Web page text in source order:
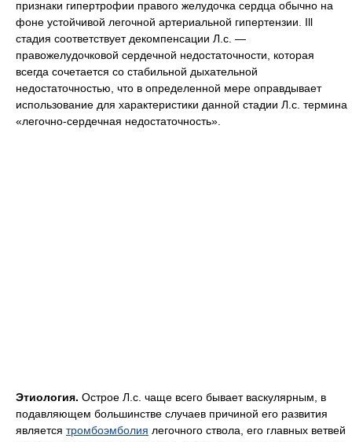
признаки гипертрофии правого желудочка сердца обычно на
фоне устойчивой легочной артериальной гипертензии. Ill
стадия соответствует декомпенсации Л.с. —
правожелудочковой сердечной недостаточности, которая
всегда сочетается со стабильной дыхательной
недостаточностью, что в определенной мере оправдывает
использование для характеристики данной стадии Л.с. термина
«легочно-сердечная недостаточность».
Этиология. Острое Л.с. чаще всего бывает васкулярным, в
подавляющем большинстве случаев причиной его развития
является тромбоэмболия легочного ствола, его главных ветвей